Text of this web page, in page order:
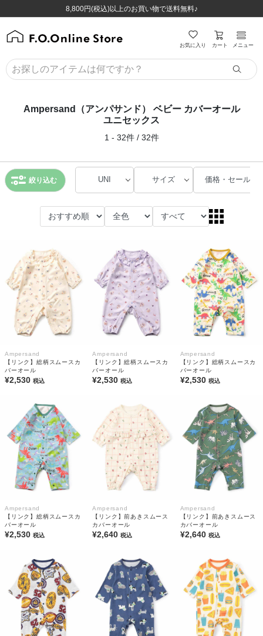
8,800円(税込)以上のお買い物で送料無料♪
ほぼ全品半額！！8/12(水)お昼12:59まで！！
8,800円(税込)以上のお買い物で送料無料♪
ほぼ全品半額！！8/12(水)お昼12:59まで！！
お気に入り カート メニュー
Ampersand（アンパサンド） ベビー カバーオール
ユニセックス
1 - 32件 / 32件
絞り込む UNI サイズ 価格・セール
Ampersand
【リンク】総柄スムースカ
バーオール
¥2,530 税込
Ampersand
【リンク】総柄スムースカ
バーオール
¥2,530税込
Ampersand
【リンク】総柄スムースカ
バーオール
¥2,530 税込
Ampersand
【リンク】総柄スムースカ
バーオール
¥2,530 税込
Ampersand
【リンク】前あきスムース
カバーオール
¥2,640税込
Ampersand
【リンク】前あきスムース
カバーオール
¥2,640 税込